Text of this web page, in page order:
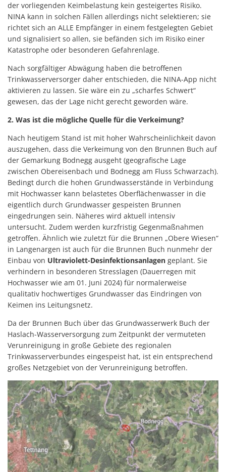
der vorliegenden Keimbelastung kein gesteigertes Risiko.
NINA kann in solchen Fällen allerdings nicht selektieren; sie
richtet sich an ALLE Empfänger in einem festgelegten Gebiet
und signalisiert so allen, sie befänden sich im Risiko einer
Katastrophe oder besonderen Gefahrenlage.
Nach sorgfältiger Abwägung haben die betroffenen
Trinkwasserversorger daher entschieden, die NINA-App nicht
aktivieren zu lassen. Sie wäre ein zu „scharfes Schwert“
gewesen, das der Lage nicht gerecht geworden wäre.
2. Was ist die mögliche Quelle für die Verkeimung?
Nach heutigem Stand ist mit hoher Wahrscheinlichkeit davon
auszugehen, dass die Verkeimung von den Brunnen Buch auf
der Gemarkung Bodnegg ausgeht (geografische Lage
zwischen Obereisenbach und Bodnegg am Fluss Schwarzach).
Bedingt durch die hohen Grundwasserstände in Verbindung
mit Hochwasser kann belastetes Oberflächenwasser in die
eigentlich durch Grundwasser gespeisten Brunnen
eingedrungen sein. Näheres wird aktuell intensiv
untersucht. Zudem werden kurzfristig Gegenmaßnahmen
getroffen. Ähnlich wie zuletzt für die Brunnen „Obere Wiesen“
in Langenargen ist auch für die Brunnen Buch nunmehr der
Einbau von Ultraviolett-Desinfektionsanlagen geplant. Sie
verhindern in besonderen Stresslagen (Dauerregen mit
Hochwasser wie am 01. Juni 2024) für normalerweise
qualitativ hochwertiges Grundwasser das Eindringen von
Keimen ins Leitungsnetz.
Da der Brunnen Buch über das Grundwasserwerk Buch der
Haslach-Wasserversorgung zum Zeitpunkt der vermuteten
Verunreinigung in große Gebiete des regionalen
Trinkwasserverbundes eingespeist hat, ist ein entsprechend
großes Netzgebiet von der Verunreinigung betroffen.